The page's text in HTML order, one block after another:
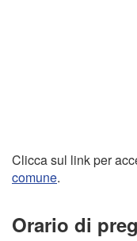
Clicca sul link per
comune.
Orario di